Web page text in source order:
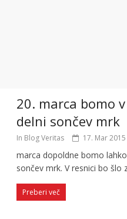
20. marca bomo
delni sončev mrk
In Blog Veritas 17. Mar
marca dopoldne bomo
sončev mrk. V resnici bo šlo
Preberi več